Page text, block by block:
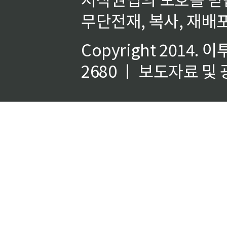
무단전재, 복사, 재배
Copyright 2014. 이
2680 ㅣ 보도자료